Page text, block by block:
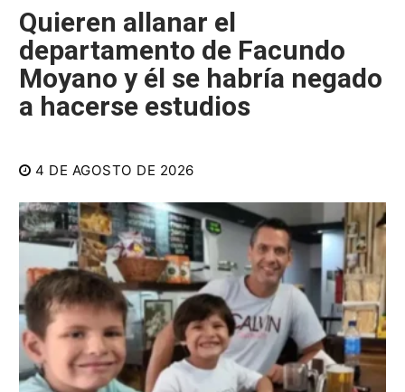
Quieren allanar el
departamento de Facundo
Moyano y él se habría negado
a hacerse estudios
4 DE AGOSTO DE 2026